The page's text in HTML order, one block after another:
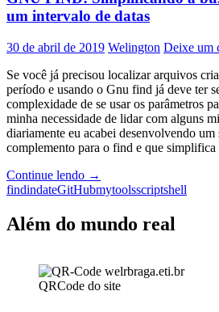
um intervalo de datas
30 de abril de 2019 Welington Deixe um
Se você já precisou localizar arquivos
período e usando o Gnu find já deve ter
complexidade de se usar os parâmetros
minha necessidade de lidar com alguns
diariamente eu acabei desenvolvendo
complemento para o find e que simplifica
Continue lendo GNU
FIND:
busca
em
um
→
findindateGitHubmytoolsscriptshell
Além do mundo real
QRCode do site